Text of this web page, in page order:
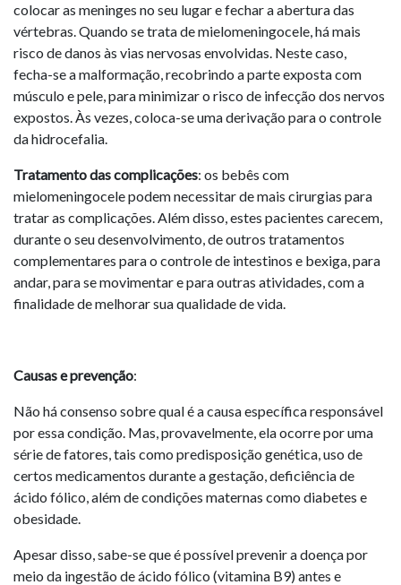
colocar as meninges no seu lugar e fechar a abertura das
vértebras. Quando se trata de mielomeningocele, há mais
risco de danos às vias nervosas envolvidas. Neste caso,
fecha-se a malformação, recobrindo a parte exposta com
músculo e pele, para minimizar o risco de infecção dos nervos
expostos. Às vezes, coloca-se uma derivação para o controle
da hidrocefalia.
Tratamento das complicações: os bebês com
mielomeningocele podem necessitar de mais cirurgias para
tratar as complicações. Além disso, estes pacientes carecem,
durante o seu desenvolvimento, de outros tratamentos
complementares para o controle de intestinos e bexiga, para
andar, para se movimentar e para outras atividades, com a
finalidade de melhorar sua qualidade de vida.
Causas e prevenção:
Não há consenso sobre qual é a causa específica responsável
por essa condição. Mas, provavelmente, ela ocorre por uma
série de fatores, tais como predisposição genética, uso de
certos medicamentos durante a gestação, deficiência de
ácido fólico, além de condições maternas como diabetes e
obesidade.
Apesar disso, sabe-se que é possível prevenir a doença por
meio da ingestão de ácido fólico (vitamina B9) antes e